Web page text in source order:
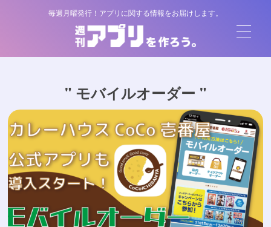
毎週月曜発行！アプリに関する情報をお届けします。
" モバイルオーダー "